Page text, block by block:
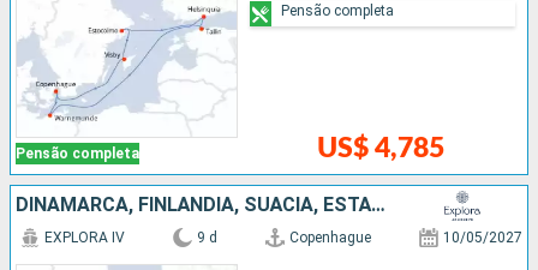
Pensão completa US$ 4,785
Pensão completa
DINAMARCA, FINLÃNDIA, SUÃCIA, ESTÃNIA
EXPLORA IV 9 d Copenhague 10/05/2027